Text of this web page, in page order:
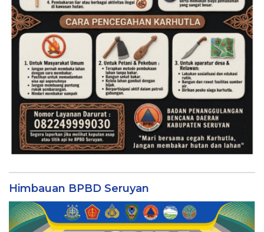
Himbauan BPBD Seruyan